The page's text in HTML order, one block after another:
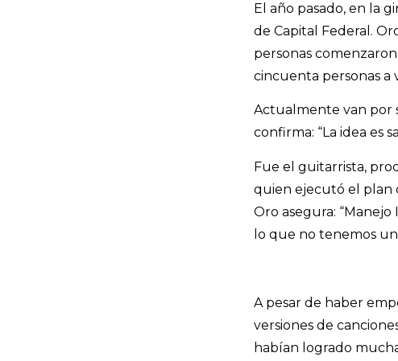
El año pasado, en la
de Capital Federal.
personas
cincuenta personas a
Actualmente van por
confirma: “La idea es
Fue el guitarrista,
quien ejecutó el plan
Oro asegura:
lo que no tenemos
A pesar de haber
versiones de
habían logrado